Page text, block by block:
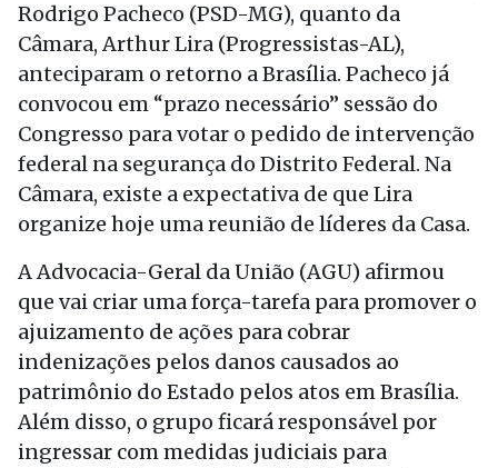
Rodrigo Pacheco (PSD-MG), quanto da
Câmara, Arthur Lira (Progressistas-AL),
anteciparam o retorno a Brasília. Pacheco já
convocou em “prazo necessário” sessão do
Congresso para votar o pedido de intervenção
federal na segurança do Distrito Federal. Na
Câmara, existe a expectativa de que Lira
organize hoje uma reunião de líderes da Casa.
A Advocacia-Geral da União (AGU) afirmou
que vai criar uma força-tarefa para promover o
ajuizamento de ações para cobrar
indenizações pelos danos causados ao
patrimônio do Estado pelos atos em Brasília.
Além disso, o grupo ficará responsável por
ingressar com medidas judiciais para